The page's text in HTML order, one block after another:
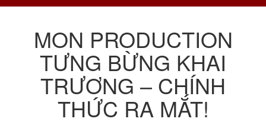
MON PRODUCTION
TƯNG BỪNG KHAI
TRƯƠNG – CHÍNH
THỨC RA MẮT!